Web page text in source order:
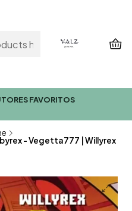
FAVORITOS
- Vegetta777 | Willyrex